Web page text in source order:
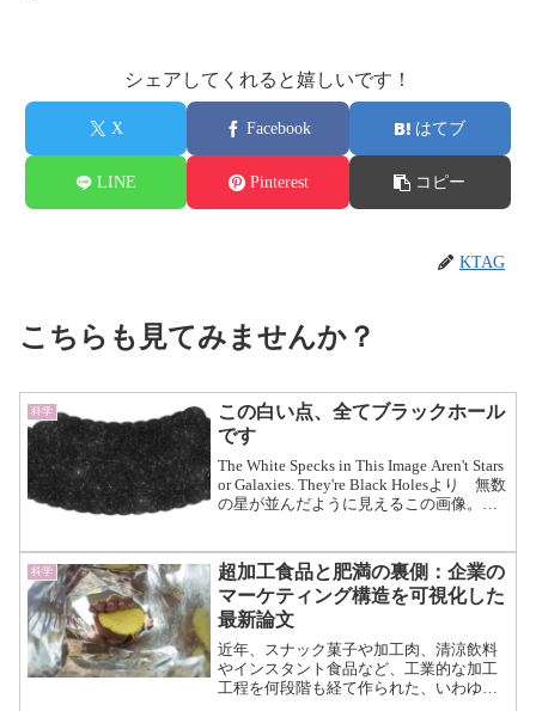
シェアしてくれると嬉しいです！
X Facebook はてブ
LINE Pinterest コピー
KTAG
こちらも見てみませんか？
科学
この白い点、全てブラックホール
です
The White Specks in This Image Aren't Stars
or Galaxies. They're Black Holesより 無数
の星が並んだように見えるこの画像。
科学
超加工食品と肥満の裏側：企業の
マーケティング構造を可視化した
最新論文
近年、スナック菓子や加工肉、清涼飲料
やインスタント食品など、工業的な加工
工程を何段階も経て作られた、いわゆる